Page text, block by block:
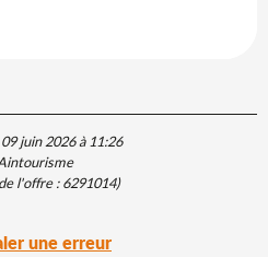
juin 2026 à 11:26
l'offre :6291014)
une erreur